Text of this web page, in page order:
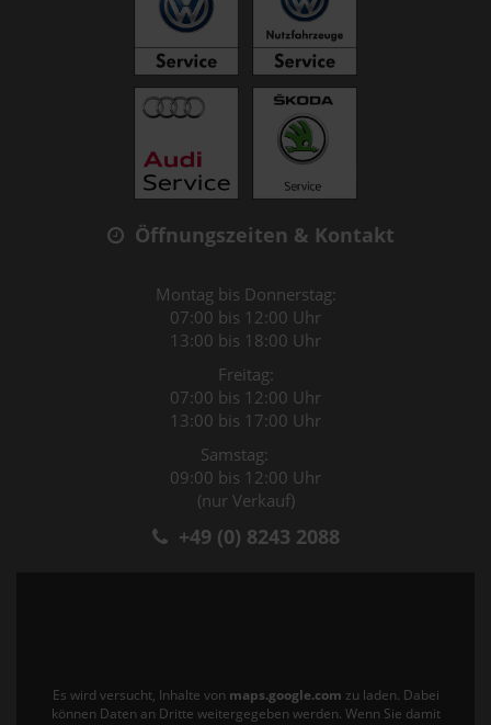
Öffnungszeiten & Kontakt
Montag bis Donnerstag:
07:00 bis 12:00 Uhr
13:00 bis 18:00 Uhr
Freitag:
07:00 bis 12:00 Uhr
13:00 bis 17:00 Uhr
Samstag:
09:00 bis 12:00 Uhr
(nur Verkauf)
+49 (0) 8243 2088
Es wird versucht, Inhalte von maps.google.com zu laden. Dabei
können Daten an Dritte weitergegeben werden. Wenn Sie damit